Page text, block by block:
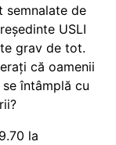
semnalate de
USLI
grav de tot.
că oamenii
întâmplă cu
la